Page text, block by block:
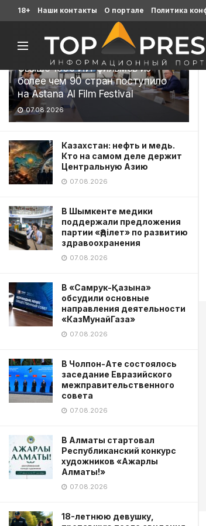
Последние
Свыше 1900 ИИ-фильмов из
более чем 90 стран поступило
на Astana AI Film Festival
07.08.2026
Казахстан: нефть и медь.
Кто на самом деле держит
Центральную Азию
07.08.2026
В Шымкенте медики
поддержали предложения
партии «Әділет» по развитию
здравоохранения
07.08.2026
В «Самрук-Қазына»
обсудили основные
направления деятельности
«КазМунайГаза»
07.08.2026
В Чолпон-Ате состоялось
заседание Евразийского
межправительственного
совета
07.08.2026
В Алматы стартовал
Республиканский конкурс
художников «Ажарлы
Алматы!»
07.08.2026
18-летнюю девушку,
18+ Наши контакты О портале Политика